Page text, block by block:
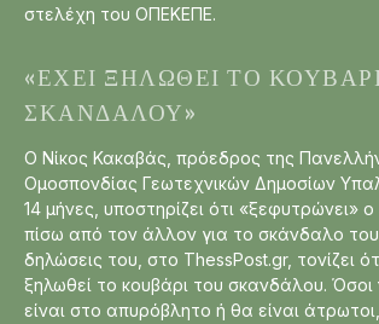
στελέχη του ΟΠΕΚΕΠΕ.
«ΈΧΕΙ ΞΗΛΩΘΕΊ ΤΟ
ΣΚΑΝΔΆΛΟΥ»
Ο Νίκος Κακαβάς, πρόεδρος της
Ομοσπονδίας Γεωτεχνικών Δημοσίων
14 μήνες, υποστηρίζει ότι «ξεφυτρώνει»
πίσω από τον άλλον για το σκάνδαλο
δηλώσεις του, στο ThessPost.gr, τονίζει
ξηλωθεί το κουβάρι του σκανδάλου. Όσοι
είναι στο απυρόβλητο ή θα είναι